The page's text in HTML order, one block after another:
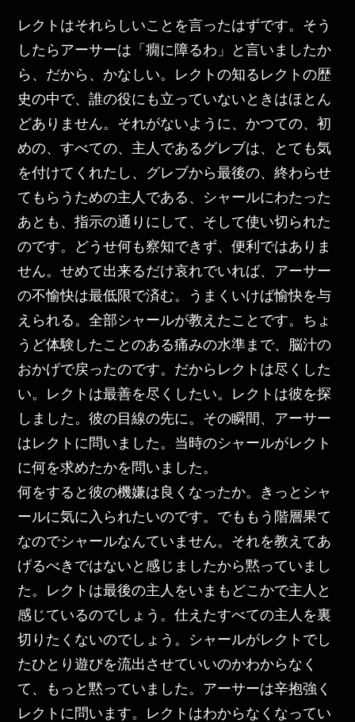
レクトはそれらしいことを言ったはずです。そう
したらアーサーは「癇に障るわ」と言いましたか
ら、だから、かなしい。レクトの知るレクトの歴
史の中で、誰の役にも立っていないときはほとん
どありません。それがないように、かつての、初
めの、すべての、主人であるグレブは、とても気
を付けてくれたし、グレブから最後の、終わらせ
てもらうための主人である、シャールにわたった
あとも、指示の通りにして、そして使い切られた
のです。どうせ何も察知できず、便利ではありま
せん。せめて出来るだけ哀れでいれば、アーサー
の不愉快は最低限で済む。うまくいけば愉快を与
えられる。全部シャールが教えたことです。ちょ
うど体験したことのある痛みの水準まで、脳汁の
おかげで戻ったのです。だからレクトは尽くした
い。レクトは最善を尽くしたい。レクトは彼を探
しました。彼の目線の先に。その瞬間、アーサー
はレクトに問いました。当時のシャールがレクト
に何を求めたかを問いました。
何をすると彼の機嫌は良くなったか。きっとシャ
ールに気に入られたいのです。でももう階層果て
なのでシャールなんていません。それを教えてあ
げるべきではないと感じましたから黙っていまし
た。レクトは最後の主人をいまもどこかで主人と
感じているのでしょう。仕えたすべての主人を裏
切りたくないのでしょう。シャールがレクトでし
たひとり遊びを流出させていいのかわからなく
て、もっと黙っていました。アーサーは辛抱強く
レクトに問います。レクトはわからなくなってい